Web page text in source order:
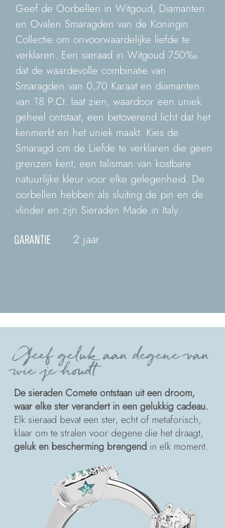
Geef de Oorbellen in Witgoud, Diamanten
en Ovalen Smaragden van de Koningin
Collectie om onvoorwaardelijke liefde te
verklaren. Een sieraad in Witgoud 750‰
dat de waardevolle combinatie van
Smaragden van 0,70 Karaat en diamanten
van 18 P.Ct. laat zien, waardoor een uniek
geheel ontstaat, een betoverend licht dat het
kenmerkt en het uniek maakt. Kies de
Smaragd om de Liefde te verklaren die geen
grenzen kent, een talisman van kostbare
natuurlijke kleur voor elke gelegenheid. De
oorbellen hebben als sluiting de pin en de
vlinder en zijn Sieraden Made in Italy.
GARANTIE 2 jaar
Geef geluk aan degene van
wie je houdt
De sieraden Comete ontstaan uit een droom,
waar elke ster verandert in een gelukkig cadeau.
Elk sieraad bevat een ster, echt of metaforisch,
klaar om te stralen voor degene die het draagt,
geluk en bescherming brengend in elk moment.